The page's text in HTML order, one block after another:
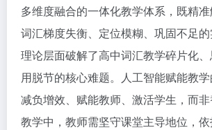
多维度融合的一体化教学体系，既精
词汇梯度失衡、定位模糊、巩固不足
理论层面破解了高中词汇教学碎片化
用脱节的核心难题。人工智能赋能教
减负增效、赋能教师、激活学生，而
教学中，教师需坚守课堂主导地位，